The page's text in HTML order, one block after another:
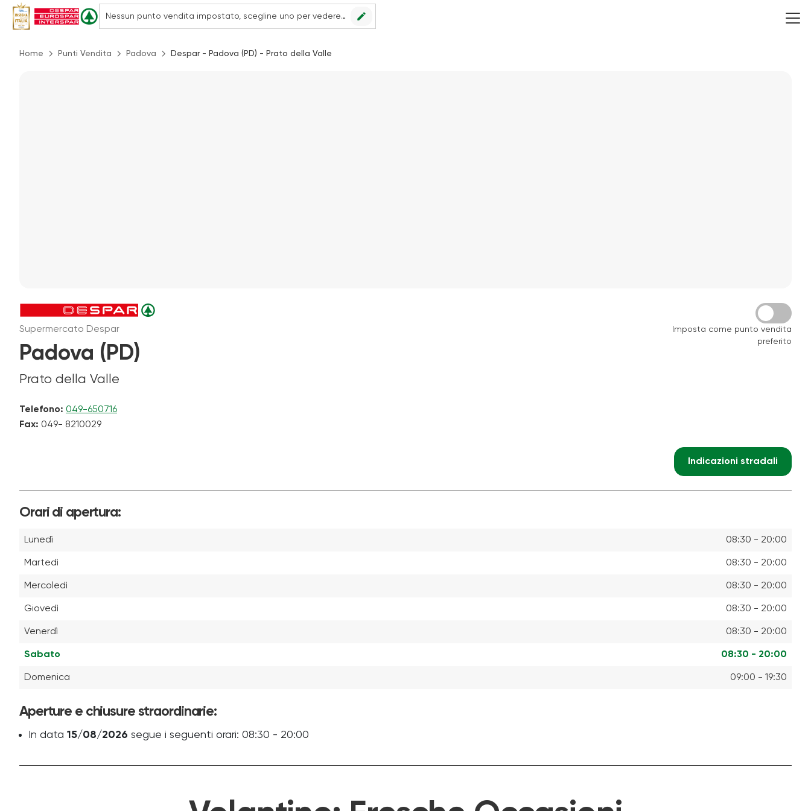
Nessun punto vendita impostato, scegline uno per vedere le offerte. edit
Home Punti Vendita Padova Despar - Padova (PD) - Prato della Valle
Supermercato Despar
Padova (PD)
Prato della Valle
Telefono: 049-650716
Fax: 049- 8210029
Imposta come punto vendita
preferito
Indicazioni stradali
Orari di apertura:
Lunedì 08:30 - 20:00
Martedì 08:30 - 20:00
Mercoledì 08:30 - 20:00
Giovedì 08:30 - 20:00
Venerdì 08:30 - 20:00
Sabato 08:30 - 20:00
Domenica 09:00 - 19:30
Aperture e chiusure straordinarie:
In data 15/08/2026 segue i seguenti orari: 08:30 - 20:00